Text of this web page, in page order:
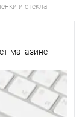
и стёкла
магазине